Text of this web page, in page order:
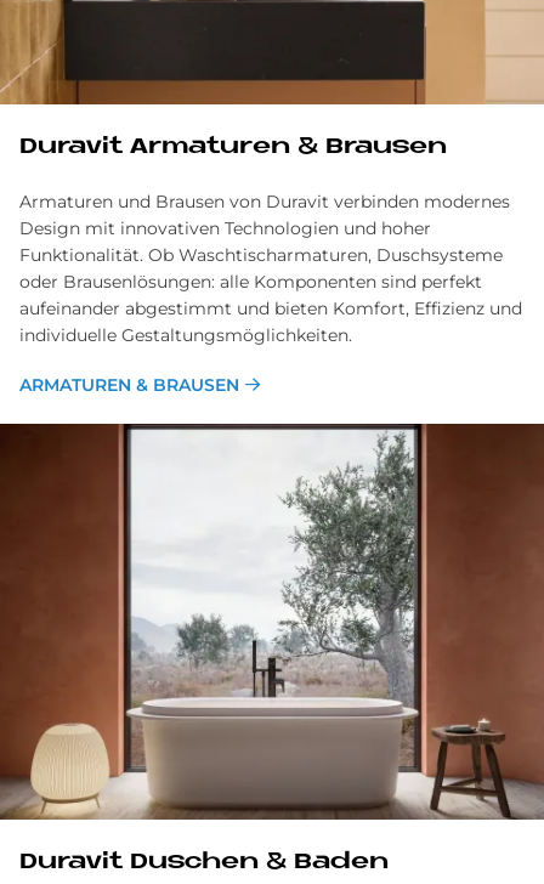
Du­ra­vit Ar­ma­tu­ren & Brau­sen
Armaturen und Brausen von Duravit verbinden modernes
Design mit innovativen Technologien und hoher
Funktionalität. Ob Waschtischarmaturen, Duschsysteme
oder Brausenlösungen: alle Komponenten sind perfekt
aufeinander abgestimmt und bieten Komfort, Effizienz und
individuelle Gestaltungsmöglichkeiten.
ARMATUREN & BRAUSEN
Du­ra­vit Du­schen & Ba­den